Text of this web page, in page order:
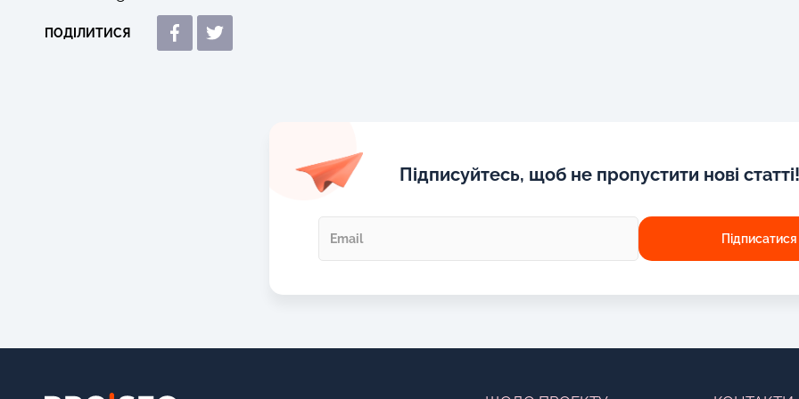
ПОДІЛИТИСЯ
Підписуйтесь, щоб не пропустити нові статті!